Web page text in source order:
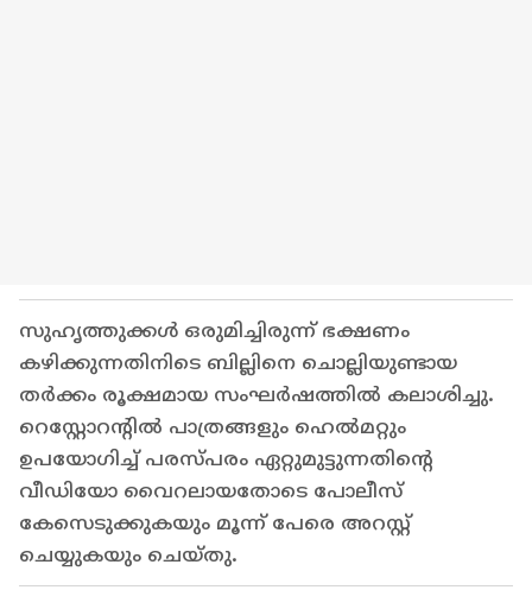
സുഹൃത്തുക്കൾ ഒരുമിച്ചിരുന്ന് ഭക്ഷണം
കഴിക്കുന്നതിനിടെ ബില്ലിനെ ചൊല്ലിയുണ്ടായ
തർക്കം രൂക്ഷമായ സംഘർഷത്തിൽ കലാശിച്ചു.
റെസ്റ്റോറന്റിൽ പാത്രങ്ങളും ഹെൽമറ്റും
ഉപയോഗിച്ച് പരസ്പരം ഏറ്റുമുട്ടുന്നതിന്റെ
വീഡിയോ വൈറലായതോടെ പോലീസ്
കേസെടുക്കുകയും മൂന്ന് പേരെ അറസ്റ്റ്
ചെയ്യുകയും ചെയ്തു.